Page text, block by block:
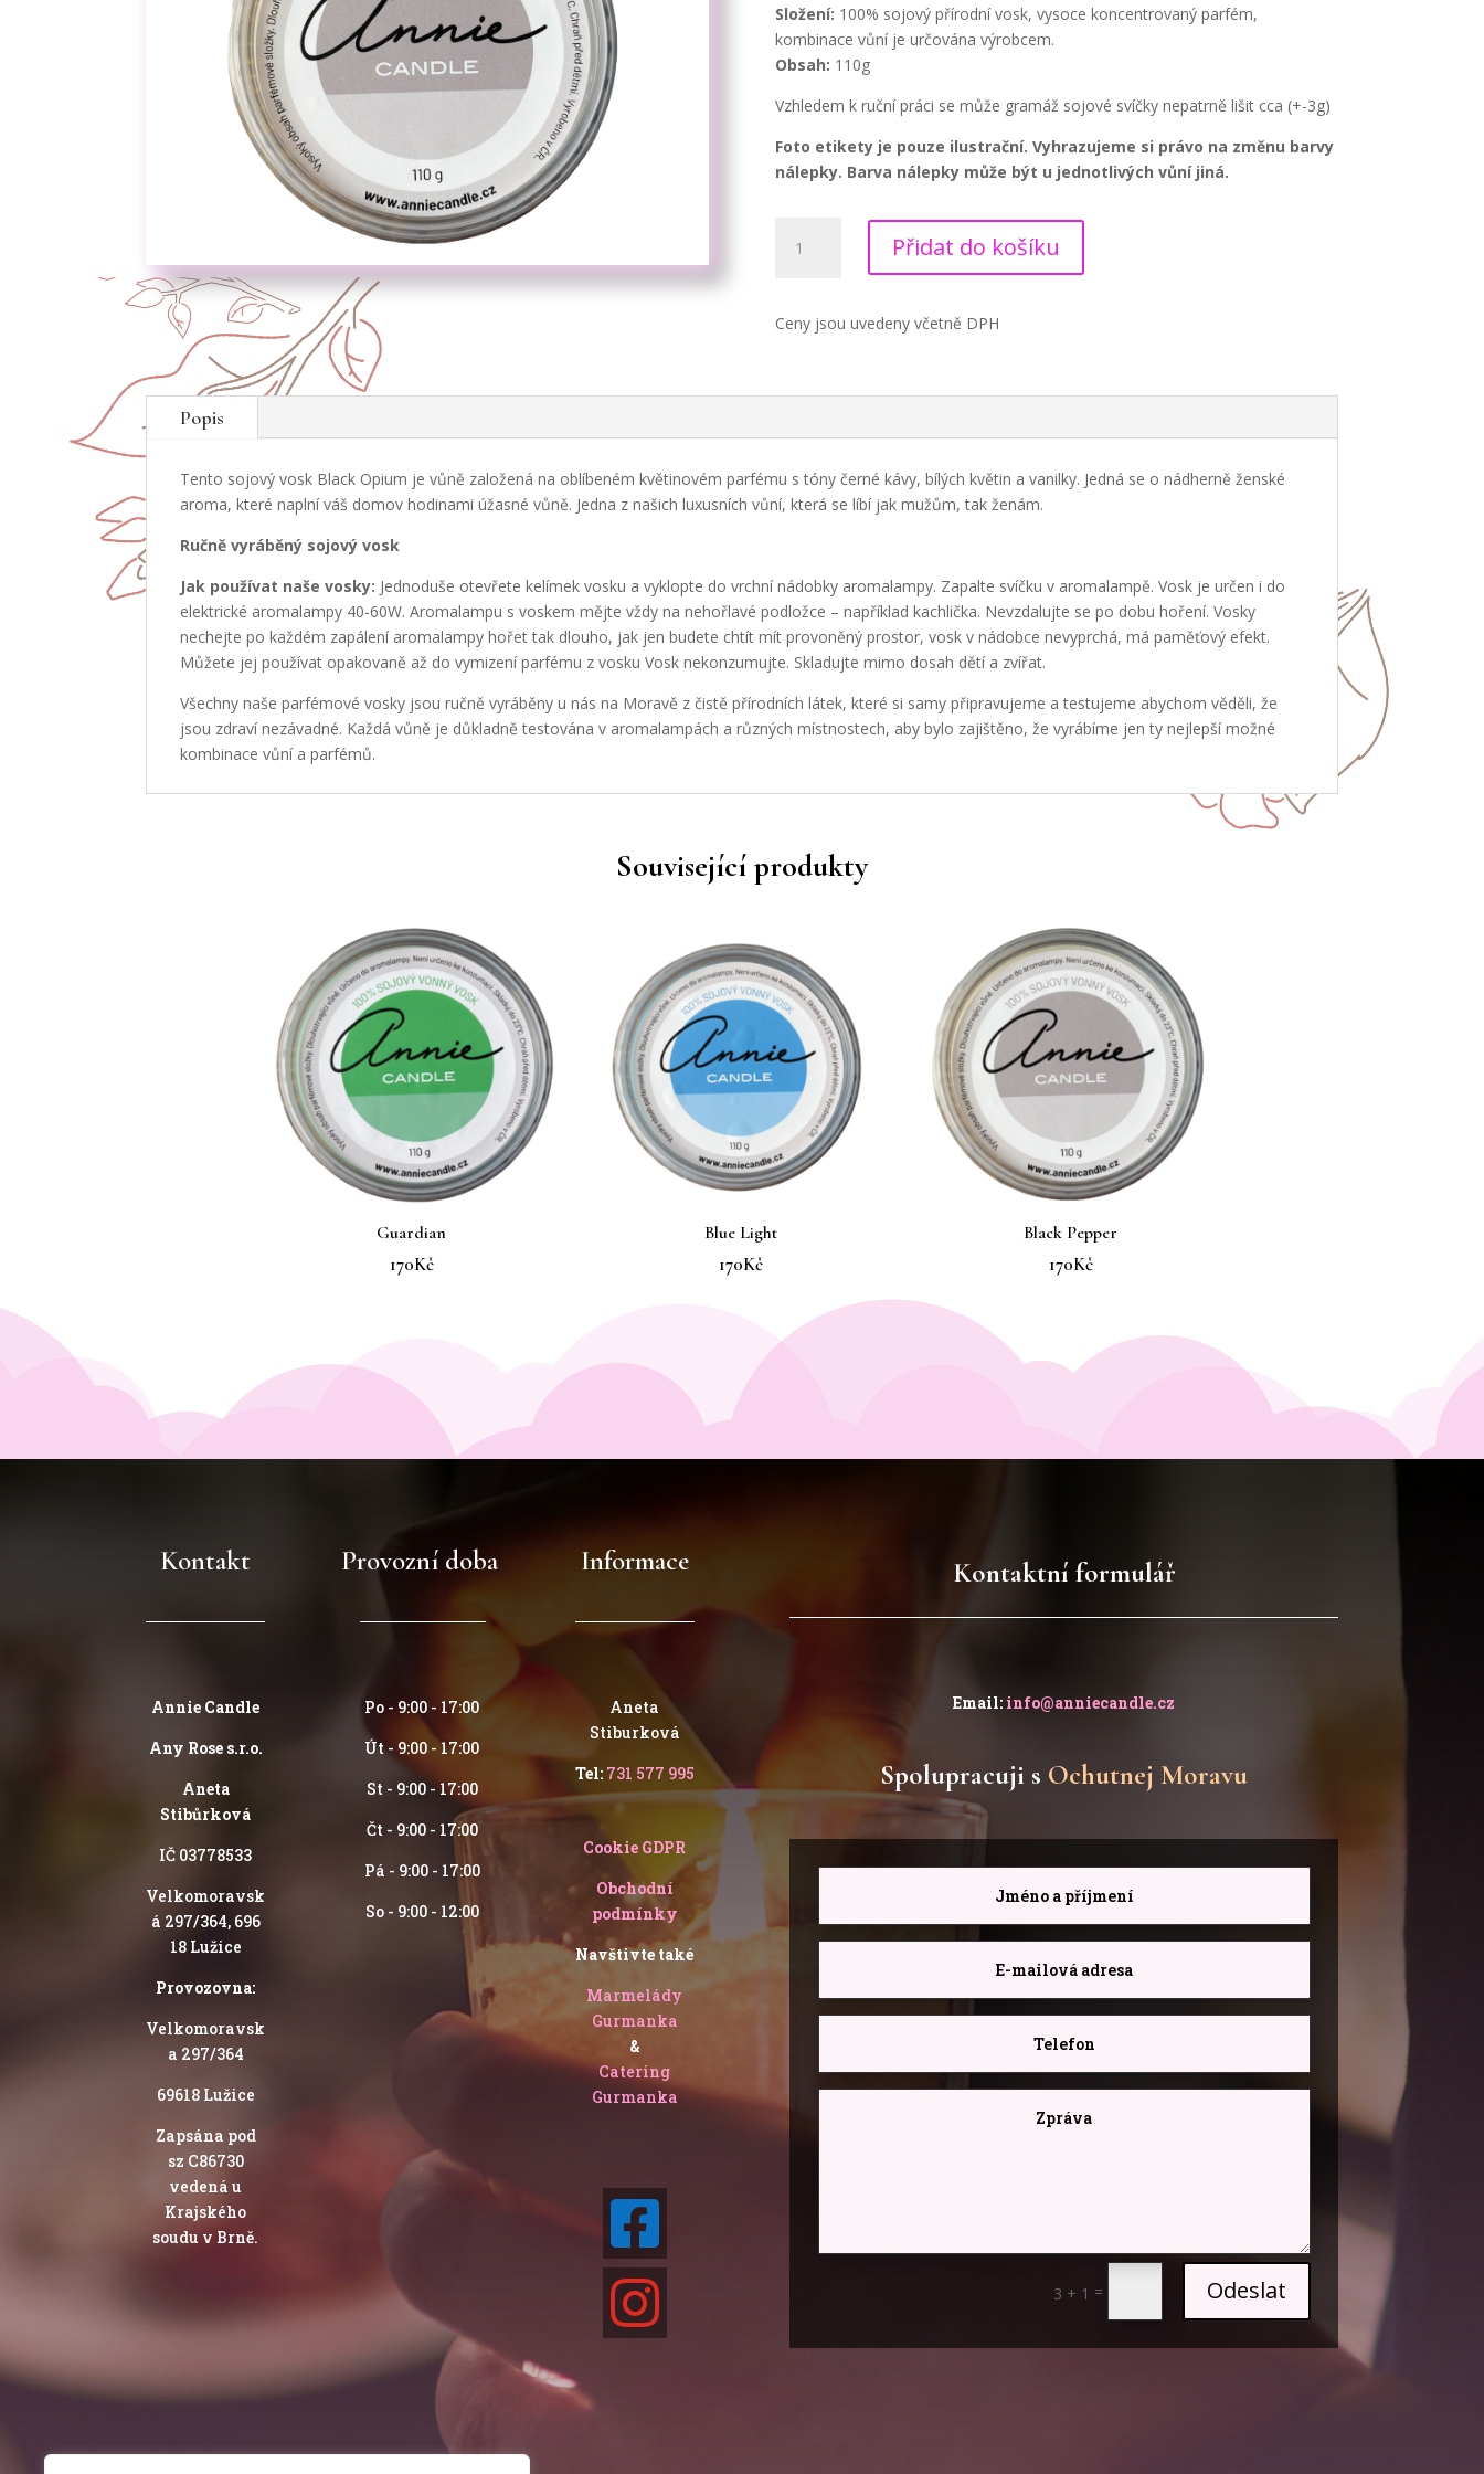
Složení: 100% sojový přírodní vosk, vysoce koncentrovaný parfém,
kombinace vůní je určována výrobcem.
Obsah: 110g
Vzhledem k ruční práci se může gramáž sojové svíčky nepatrně lišit cca (+-3g)
Foto etikety je pouze ilustrační. Vyhrazujeme si právo na změnu barvy
nálepky. Barva nálepky může být u jednotlivých vůní jiná.
Opium
Přidat do košíku
Ceny jsou uvedeny včetně DPH
Popis
Tento sojový vosk Black Opium je vůně založená na oblíbeném květinovém parfému s tóny černé kávy, bílých květin a vanilky. Jedná se o nádherně ženské
aroma, které naplní váš domov hodinami úžasné vůně. Jedna z našich luxusních vůní, která se líbí jak mužům, tak ženám.
Ručně vyráběný sojový vosk
Jak používat naše vosky: Jednoduše otevřete kelímek vosku a vyklopte do vrchní nádobky aromalampy. Zapalte svíčku v aromalampě. Vosk je určen i do
elektrické aromalampy 40-60W. Aromalampu s voskem mějte vždy na nehořlavé podložce – například kachlička. Nevzdalujte se po dobu hoření. Vosky
nechejte po každém zapálení aromalampy hořet tak dlouho, jak jen budete chtít mít provoněný prostor, vosk v nádobce nevyprchá, má paměťový efekt.
Můžete jej používat opakovaně až do vymizení parfému z vosku Vosk nekonzumujte. Skladujte mimo dosah dětí a zvířat.
Všechny naše parfémové vosky jsou ručně vyráběny u nás na Moravě z čistě přírodních látek, které si samy připravujeme a testujeme abychom věděli, že
jsou zdraví nezávadné. Každá vůně je důkladně testována v aromalampách a různých místnostech, aby bylo zajištěno, že vyrábíme jen ty nejlepší možné
kombinace vůní a parfémů.
Související produkty
Guardian
170Kč
Blue Light
170Kč
Black Pepper
170Kč
Kontakt
Annie Candle
Any Rose s.r.o.
Aneta
Stibůrková
IČ 03778533
Velkomoravsk
á 297/364, 696
18 Lužice
Provozovna:
Velkomoravsk
a 297/364
69618 Lužice
Zapsána pod
sz C86730
vedená u
Krajského
soudu v Brně.
Provozní doba
Po - 9:00 - 17:00
Út - 9:00 - 17:00
St - 9:00 - 17:00
Čt - 9:00 - 17:00
Pá - 9:00 - 17:00
So - 9:00 - 12:00
Informace
Aneta
Stiburková
Tel: 731 577 995
Cookie GDPR
Obchodní
podmínky
Navštivte také
Marmelády
Gurmanka
&
Catering
Gurmanka


Kontaktní formulář
Email:info@anniecandle.cz
Spolupracuji s Ochutnej Moravu
3 + 1 = Odeslat